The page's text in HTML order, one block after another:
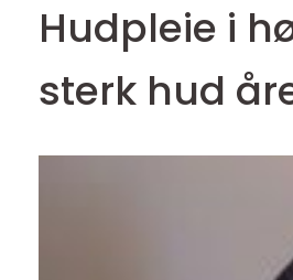
Hudpleie i
sterk hud